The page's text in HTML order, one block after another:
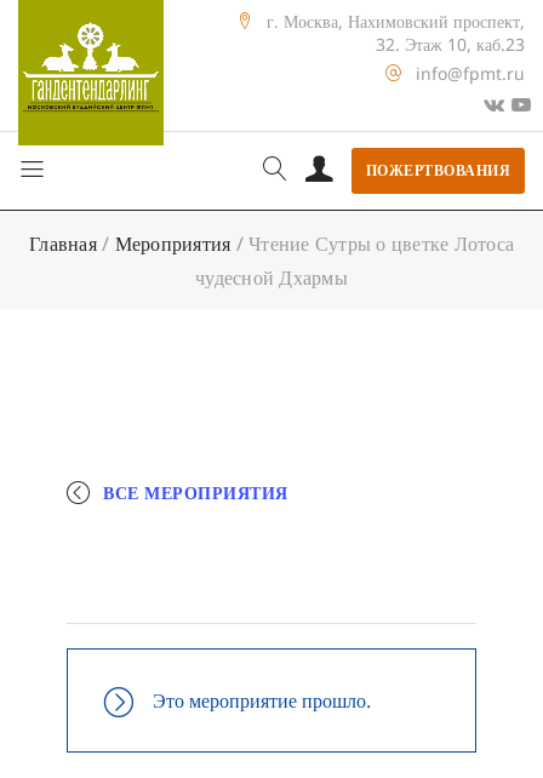
г. Москва, Нахимовский проспект,
32. Этаж 10, каб.23
info@fpmt.ru
ПОЖЕРТВОВАНИЯ
Главная/ Мероприятия /Чтение Сутры о цветке Лотоса
чудесной Дхармы
ВСЕ МЕРОПРИЯТИЯ
Это мероприятие прошло.